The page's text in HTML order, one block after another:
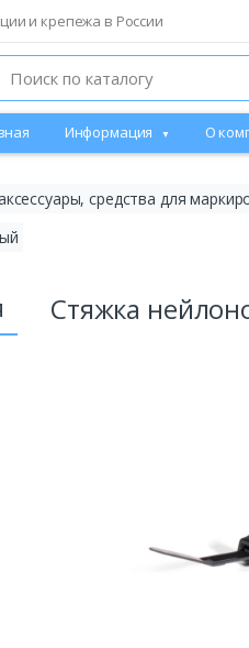
и крепежа в России
Информация О
средства для
Стяжка